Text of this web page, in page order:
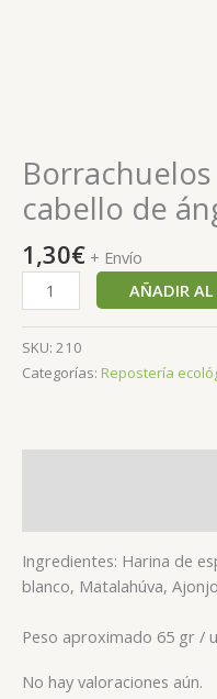
cabello de
1,30€ + Envío
AÑADIR AL
SKU: 210
Categorías: Repostería
Ingredientes: Harina de
blanco, Matalahúva,
Peso aproximado 65 gr /
No hay valoraciones aún.